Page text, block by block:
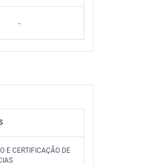
-
E CERTIFICAÇÃO DE